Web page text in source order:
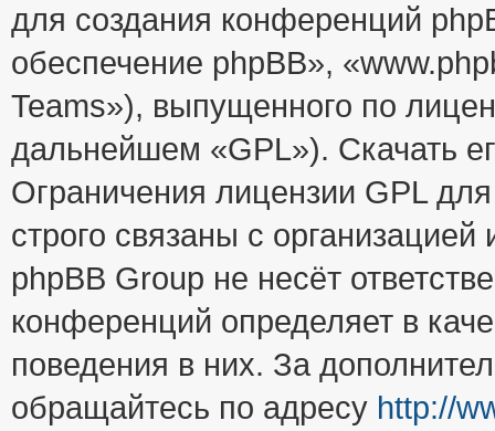
для создания конференций
обеспечение phpBB»,
Teams»), выпущенного по
дальнейшем «GPL»). Скачать
Ограничения лицензии GPL
строго связаны с
phpBB Group не несёт
конференций определяет в
поведения в них. За
обращайтесь по адресу http://